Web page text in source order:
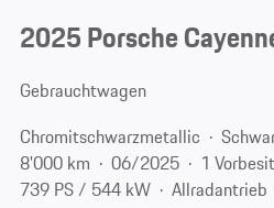
2025 Porsche
Gebrauchtwagen
Chromitschwarzmetallic
8'000 km
06/2025 1
739 PS / 544 kW
Allradantrieb